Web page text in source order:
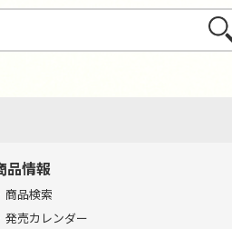
さが
品情報
商品検索
発売カレンダー